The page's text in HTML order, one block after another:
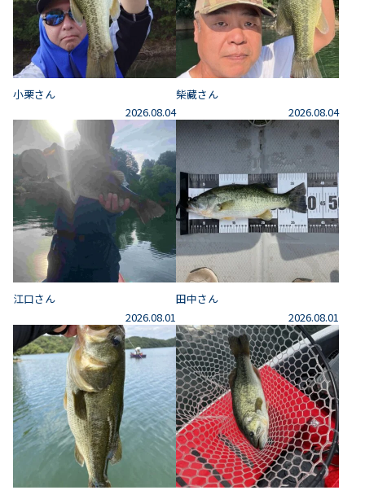
小栗さん
2026.08.04
柴藏さん
2026.08.04
江口さん
2026.08.01
田中さん
2026.08.01